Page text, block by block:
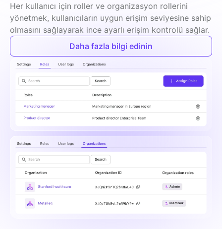
Her kullanıcı için roller ve organizasyon rollerini
yönetmek, kullanıcıların uygun erişim seviyesine sahip
olmasını sağlayarak ince ayarlı erişim kontrolü sağlar.
Daha fazla bilgi edinin